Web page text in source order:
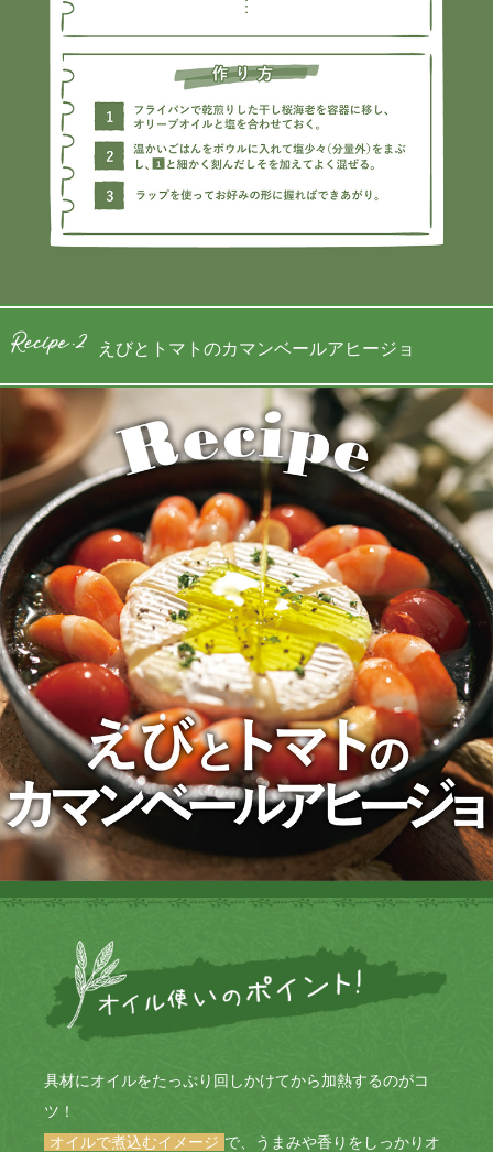
えびとトマトのカマンベールアヒージョ
具材にオイルをたっぷり回しかけてから加熱するのがコ
ツ！
オイルで煮込むイメージ で、うまみや香りをしっかりオ